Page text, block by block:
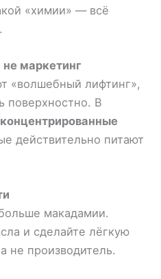
«химии» — всё
маркетинг
«волшебный лифтинг»,
поверхностно. В
концентрированные
действительно питают
макадамии.
и сделайте лёгкую
не производитель.